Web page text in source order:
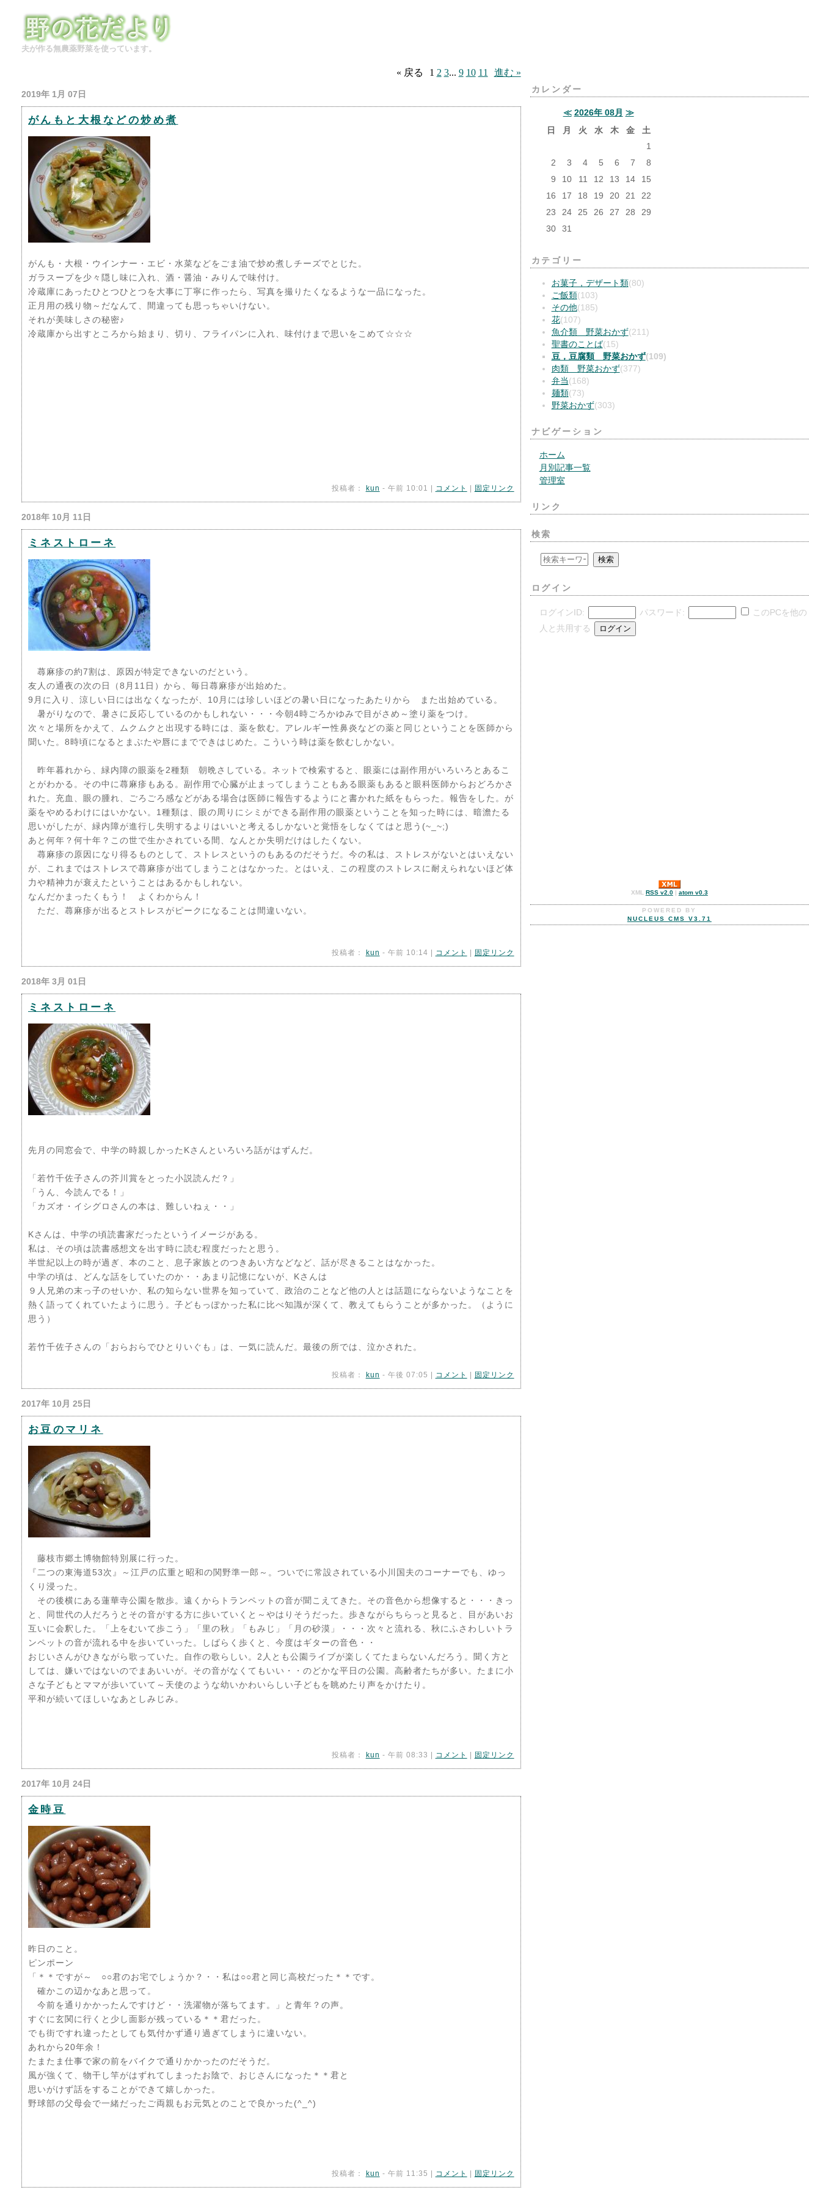
夫が作る無農薬野菜を使っています。
« 戻る 1 2 3... 9 10 11 進む »
2019年 1月 07日
がんもと大根などの炒め煮
がんも・大根・ウインナー・エビ・水菜などをごま油で炒め煮しチーズでとじた。
ガラスープを少々隠し味に入れ、酒・醤油・みりんで味付け。
冷蔵庫にあったひとつひとつを大事に丁寧に作ったら、写真を撮りたくなるような一品になった。
正月用の残り物～だなんて、間違っても思っちゃいけない。
それが美味しさの秘密♪
冷蔵庫から出すところから始まり、切り、フライパンに入れ、味付けまで思いをこめて☆☆☆
投稿者： kun - 午前 10:01 | コメント 固定リンク
2018年 10月 11日
ミネストローネ
蕁麻疹の約7割は、原因が特定できないのだという。
友人の通夜の次の日（8月11日）から、毎日蕁麻疹が出始めた。
9月に入り、涼しい日には出なくなったが、10月には珍しいほどの暑い日になったあたりから また出始めている。
暑がりなので、暑さに反応しているのかもしれない・・・今朝4時ごろかゆみで目がさめ～塗り薬をつけ。
次々と場所をかえて、ムクムクと出現する時には、薬を飲む。アレルギー性鼻炎などの薬と同じということを医師から
聞いた。8時頃になるとまぶたや唇にまでできはじめた。こういう時は薬を飲むしかない。
昨年暮れから、緑内障の眼薬を2種類 朝晩さしている。ネットで検索すると、眼薬には副作用がいろいろとあるこ
とがわかる。その中に蕁麻疹もある。副作用で心臓が止まってしまうこともある眼薬もあると眼科医師からおどろかさ
れた。充血、眼の腫れ、ごろごろ感などがある場合は医師に報告するようにと書かれた紙をもらった。報告をした。が
薬をやめるわけにはいかない。1種類は、眼の周りにシミができる副作用の眼薬ということを知った時には、暗澹たる
思いがしたが、緑内障が進行し失明するよりはいいと考えるしかないと覚悟をしなくてはと思う(~_~;)
あと何年？何十年？この世で生かされている間、なんとか失明だけはしたくない。
蕁麻疹の原因になり得るものとして、ストレスというのもあるのだそうだ。今の私は、ストレスがないとはいえない
が、これまではストレスで蕁麻疹が出てしまうことはなかった。とはいえ、この程度のストレスに耐えられないほど体
力や精神力が衰えたということはあるかもしれない。
なんだかまったくもう！ よくわからん！
ただ、蕁麻疹が出るとストレスがピークになることは間違いない。
投稿者： kun - 午前 10:14 | コメント 固定リンク
2018年 3月 01日
ミネストローネ
先月の同窓会で、中学の時親しかったKさんといろいろ話がはずんだ。
「若竹千佐子さんの芥川賞をとった小説読んだ？」
「うん、今読んでる！」
「カズオ・イシグロさんの本は、難しいねぇ・・」
Kさんは、中学の頃読書家だったというイメージがある。
私は、その頃は読書感想文を出す時に読む程度だったと思う。
半世紀以上の時が過ぎ、本のこと、息子家族とのつきあい方などなど、話が尽きることはなかった。
中学の頃は、どんな話をしていたのか・・あまり記憶にないが、Kさんは
９人兄弟の末っ子のせいか、私の知らない世界を知っていて、政治のことなど他の人とは話題にならないようなことを
熱く語ってくれていたように思う。子どもっぽかった私に比べ知識が深くて、教えてもらうことが多かった。（ように
思う）
若竹千佐子さんの「おらおらでひとりいぐも」は、一気に読んだ。最後の所では、泣かされた。
投稿者： kun - 午後 07:05 | コメント 固定リンク
2017年 10月 25日
お豆のマリネ
藤枝市郷土博物館特別展に行った。
『二つの東海道53次』～江戸の広重と昭和の関野準一郎～。ついでに常設されている小川国夫のコーナーでも、ゆっ
くり浸った。
その後横にある蓮華寺公園を散歩。遠くからトランペットの音が聞こえてきた。その音色から想像すると・・・きっ
と、同世代の人だろうとその音がする方に歩いていくと～やはりそうだった。歩きながらちらっと見ると、目があいお
互いに会釈した。「上をむいて歩こう」「里の秋」「もみじ」「月の砂漠」・・・次々と流れる、秋にふさわしいトラ
ンペットの音が流れる中を歩いていった。しばらく歩くと、今度はギターの音色・・
おじいさんがひきながら歌っていた。自作の歌らしい。2人とも公園ライブが楽しくてたまらないんだろう。聞く方と
しては、嫌いではないのでまあいいが。その音がなくてもいい・・のどかな平日の公園。高齢者たちが多い。たまに小
さな子どもとママが歩いていて～天使のような幼いかわいらしい子どもを眺めたり声をかけたり。
平和が続いてほしいなあとしみじみ。
投稿者： kun - 午前 08:33 | コメント 固定リンク
2017年 10月 24日
金時豆
昨日のこと。
ピンポーン
「＊＊ですが～ ○○君のお宅でしょうか？・・私は○○君と同じ高校だった＊＊です。
確かこの辺かなあと思って。
今前を通りかかったんですけど・・洗濯物が落ちてます。」と青年？の声。
すぐに玄関に行くと少し面影が残っている＊＊君だった。
でも街ですれ違ったとしても気付かず通り過ぎてしまうに違いない。
あれから20年余！
たまたま仕事で家の前をバイクで通りかかったのだそうだ。
風が強くて、物干し竿がはずれてしまったお陰で、おじさんになった＊＊君と
思いがけず話をすることができて嬉しかった。
野球部の父母会で一緒だったご両親もお元気とのことで良かった(^_^)
投稿者： kun - 午前 11:35 | コメント 固定リンク
カレンダー
≪ 2026年 08月 ≫
日
月 火 水 木 金
土
1
2
3 4 5 6 7
8
9
10 11 12 13 14
15
16
17 18 19 20 21
22
23
24 25 26 27 28
29
30
31
カテゴリー
お菓子，デザート類(80)
ご飯類(103)
その他(185)
花(107)
魚介類 野菜おかず(211)
聖書のことば(15)
豆，豆腐類 野菜おかず(109)
肉類 野菜おかず(377)
弁当 (168)
麺類(73)
野菜おかず(303)
ナビゲーション
ホーム
月別記事一覧
管理室
リンク
検索
ログイン
ログインID: パスワード:
このPCを他の
人と共用する
XML RSS v2.0| atom v0.3
POWERED BY
NUCLEUS CMS V3.71